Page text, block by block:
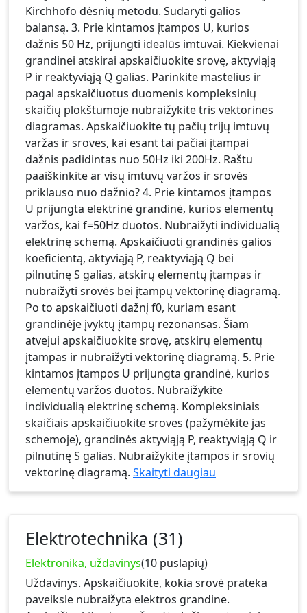
Kirchhofo dėsnių metodu. Sudaryti galios
balansą. 3. Prie kintamos įtampos U, kurios
dažnis 50 Hz, prijungti idealūs imtuvai. Kiekvienai
grandinei atskirai apskaičiuokite srovę, aktyviąją
P ir reaktyviąją Q galias. Parinkite mastelius ir
pagal apskaičiuotus duomenis kompleksinių
skaičių plokštumoje nubraižykite tris vektorines
diagramas. Apskaičiuokite tų pačių trijų imtuvų
varžas ir sroves, kai esant tai pačiai įtampai
dažnis padidintas nuo 50Hz iki 200Hz. Raštu
paaiškinkite ar visų imtuvų varžos ir srovės
priklauso nuo dažnio? 4. Prie kintamos įtampos
U prijungta elektrinė grandinė, kurios elementų
varžos, kai f=50Hz duotos. Nubraižyti individualią
elektrinę schemą. Apskaičiuoti grandinės galios
koeficientą, aktyviąją P, reaktyviąją Q bei
pilnutinę S galias, atskirų elementų įtampas ir
nubraižyti srovės bei įtampų vektorinę diagramą.
Po to apskaičiuoti dažnį f0, kuriam esant
grandinėje įvyktų įtampų rezonansas. Šiam
atvejui apskaičiuokite srovę, atskirų elementų
įtampas ir nubraižyti vektorinę diagramą. 5. Prie
kintamos įtampos U prijungta grandinė, kurios
elementų varžos duotos. Nubraižykite
individualią elektrinę schemą. Kompleksiniais
skaičiais apskaičiuokite sroves (pažymėkite jas
schemoje), grandinės aktyviąją P, reaktyviąją Q ir
pilnutinę S galias. Nubraižykite įtampos ir srovių
vektorinę diagramą. Skaityti daugiau
Elektrotechnika (31)
Elektronika, uždavinys(10 puslapių)
Uždavinys. Apskaičiuokite, kokia srovė prateka
paveiksle nubraižyta elektros grandine.